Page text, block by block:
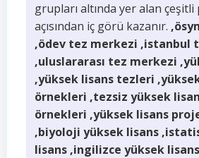
grupları altında yer alan
açısından iç görü kazanır.
,ödev tez merkezi ,istanbul
,uluslararası tez merkezi
,yüksek lisans tezleri
örnekleri ,tezsiz yüksek
örnekleri ,yüksek lisans
,biyoloji yüksek lisans
lisans ,ingilizce yüksek